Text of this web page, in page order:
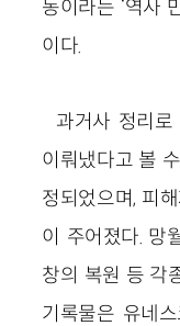
동이라는 ‘역사
이다.
과거사 정리
이뤄냈다고 볼
정되었으며, 피
이 주어졌다. 망
창의 복원 등 각
기록물은 유네